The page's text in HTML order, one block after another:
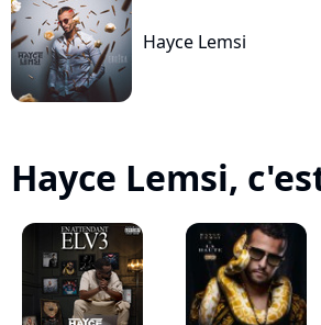
Hayce Lemsi
Hayce Lemsi,